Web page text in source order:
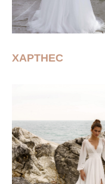
ХАРТНЕС